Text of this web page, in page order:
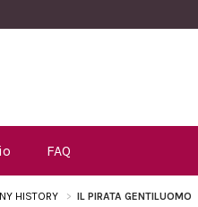
FAQ
HISTORY IL PIRATA GENTILUOMO